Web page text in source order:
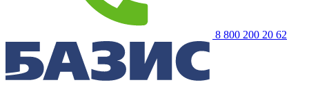
8 800 200 20 62